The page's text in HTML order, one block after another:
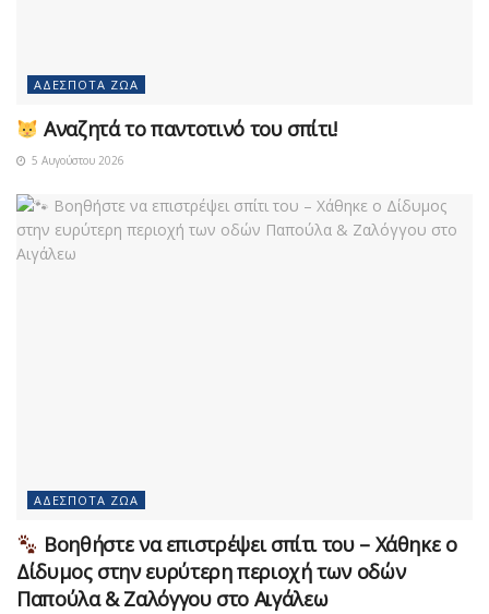
ΑΔΈΣΠΟΤΑ ΖΏΑ
Αναζητά το παντοτινό του σπίτι!
5 Αυγούστου 2026
ΑΔΈΣΠΟΤΑ ΖΏΑ
Βοηθήστε να επιστρέψει σπίτι του – Χάθηκε ο
Δίδυμος στην ευρύτερη περιοχή των οδών
Παπούλα & Ζαλόγγου στο Αιγάλεω